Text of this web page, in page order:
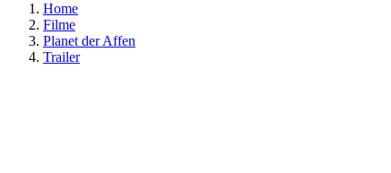
Home
Filme
Planet der Affen
Trailer